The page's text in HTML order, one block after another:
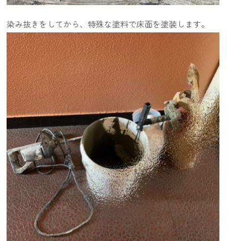
染み抜きをしてから、特殊な塗料で床面を塗装します。